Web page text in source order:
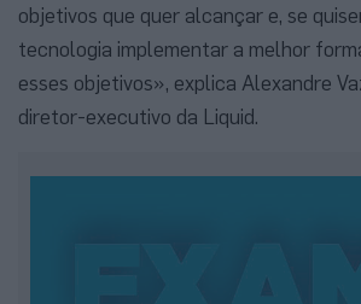
objetivos que quer alcançar e, se
tecnologia implementar a melhor
esses objetivos», explica Alexandre
diretor-executivo da Liquid.